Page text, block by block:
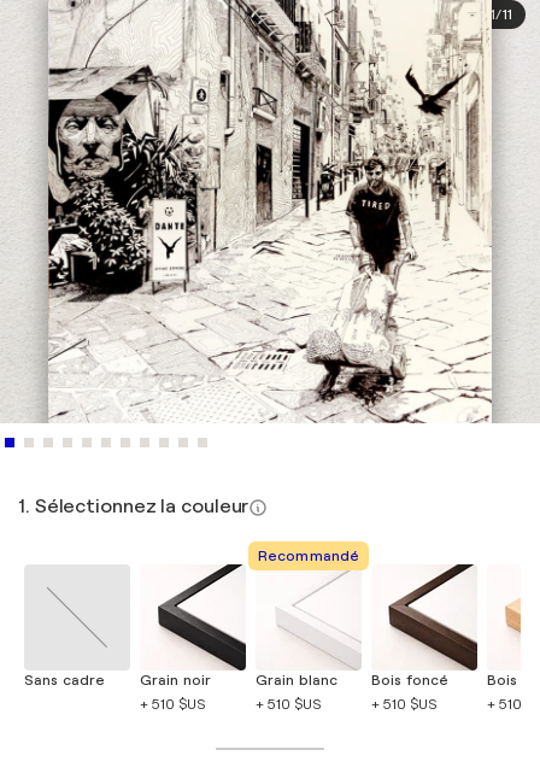
1/11
1. Sélectionnez la couleur
Sans cadre
Grain noir
+ 510 $US
Recommandé
Grain blanc
+ 510 $US
Bois foncé
+ 510 $US
Bois
+ 510